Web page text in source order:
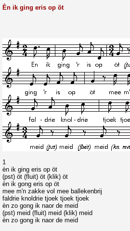
Èn ik ging eris op öt
1
èn ik ging eris op öt
(pst) öt (fluit) öt (klik) öt
èn ik gong eris op öt
mee m'n zakke vol mee ballekenbrij
faldrie knoldrie tjoek tjoek tjoek
èn zo gong ik naor de meid
(pst) meid (fluit) meid (klik) meid
èn zo gong ik naor de meid